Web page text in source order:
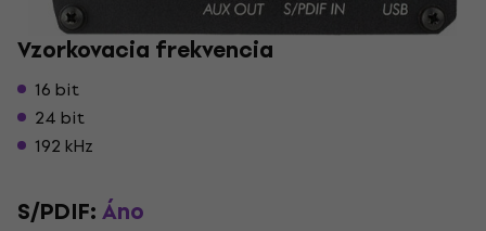
Vzorkovacia frekvencia
16 bit
24 bit
192 kHz
S/PDIF:Áno